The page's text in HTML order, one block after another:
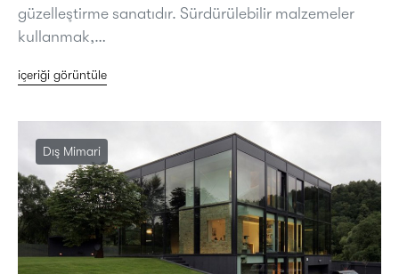
güzelleştirme sanatıdır. Sürdürülebilir malzemeler
kullanmak,…
içeriği görüntüle
Dış Mimari